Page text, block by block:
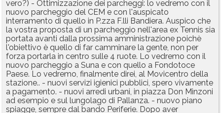
vero?) - Ottimizzazione dei parcheggi: lo vedremo con il
nuovo parcheggio del CEM e con l'auspicato
interramento di quello in P.zza F.lli Bandiera. Auspico che
la vostra proposta di un parcheggio nell'area ex Tennis sia
portata avanti dalla prossima amministrazione poichè
l'obiettivo è quello di far camminare la gente, non per
forza portarla in centro sulle 4 ruote. Lo vedremo con il
nuovo parcheggio a Suna e con quello a Fondotoce
Paese. Lo vedremo, finalmente direi, al Movicentro della
stazione.. - nuovi servizi igienici pubblici, spero vivamente
a pagamento. - nuovi arredi urbani, in piazza Don Minzoni
ad esempio e sul lungolago di Pallanza. - nuovo piano
spiagge, sempre dal bando Periferie. Dopo aver